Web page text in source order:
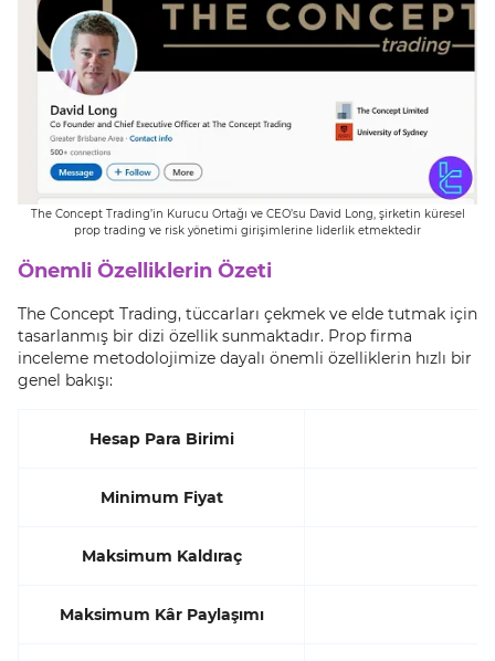
The Concept Trading’in Kurucu Ortağı ve CEO’su David Long, şirketin küresel
prop trading ve risk yönetimi girişimlerine liderlik etmektedir
Önemli Özelliklerin Özeti
The Concept Trading, tüccarları çekmek ve elde tutmak için
tasarlanmış bir dizi özellik sunmaktadır. Prop firma
inceleme metodolojimize dayalı önemli özelliklerin hızlı bir
genel bakışı:
Hesap Para Birimi
Minimum Fiyat
Maksimum Kaldıraç
Maksimum Kâr Paylaşımı